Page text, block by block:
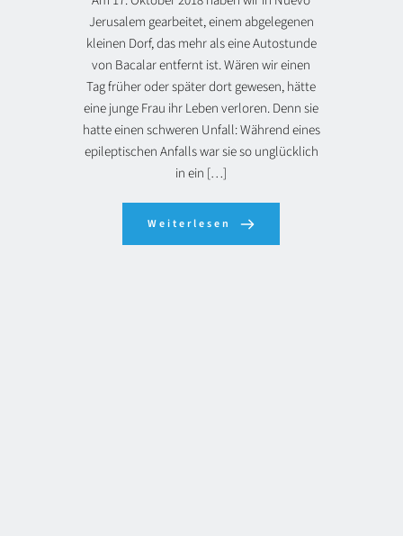
Jerusalem gearbeitet, einem abgelegenen
kleinen Dorf, das mehr als eine Autostunde
von Bacalar entfernt ist. Wären wir einen
Tag früher oder später dort gewesen, hätte
eine junge Frau ihr Leben verloren. Denn sie
hatte einen schweren Unfall: Während eines
epileptischen Anfalls war sie so unglücklich
in ein […]
Weiterlesen